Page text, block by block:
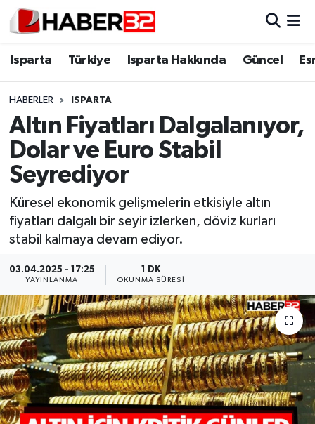
Isparta Türkiye Isparta Hakkında Güncel
HABERLER ISPARTA
Altın Fiyatları Dalgalanıyor,
Dolar ve Euro Stabil
Seyrediyor
Küresel ekonomik gelişmelerin etkisiyle altın
fiyatları dalgalı bir seyir izlerken, döviz kurları
stabil kalmaya devam ediyor.
03.04.2025 - 17:25
YAYINLANMA
1 DK
OKUNMA SÜRESI
Isparta
Esnaf Diyor ki;
ASAYİŞ
BİLİM VE TEKNOLOJİ
EĞİTİM
GENEL
Güncel
HABERDE İNSAN
İlginç
KÜLTÜR SANAT
Isparta Nöbetçi Eczaneler
Isparta Trafik Yoğunluk Haritası
Süper Lig Puan Durumu ve Fikstür
Tüm Manşetler
Son Dakika Haberleri
Haber Arşivi